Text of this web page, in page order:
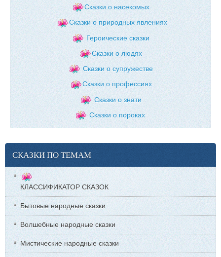
Сказки о насекомых
Сказки о природных явлениях
Героические сказки
Сказки о людях
Сказки о супружестве
Сказки о профессиях
Сказки о знати
Сказки о пороках
СКАЗКИ ПО ТЕМАМ
КЛАССИФИКАТОР СКАЗОК
Бытовые народные сказки
Волшебные народные сказки
Мистические народные сказки